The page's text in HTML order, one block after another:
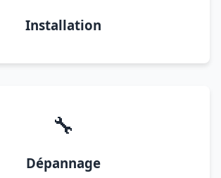
Installation
🔧
Dépannage